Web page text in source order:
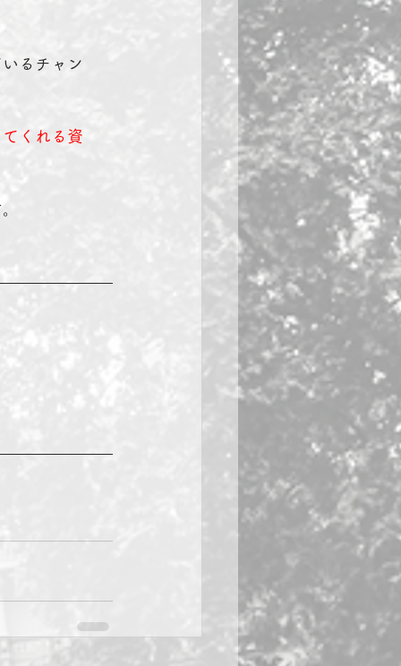
るチャン
くれる資